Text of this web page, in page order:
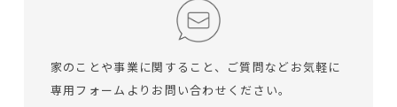
家のことや事業に関すること、ご質問など お気軽に
専用フォームよりお問い合わせください。